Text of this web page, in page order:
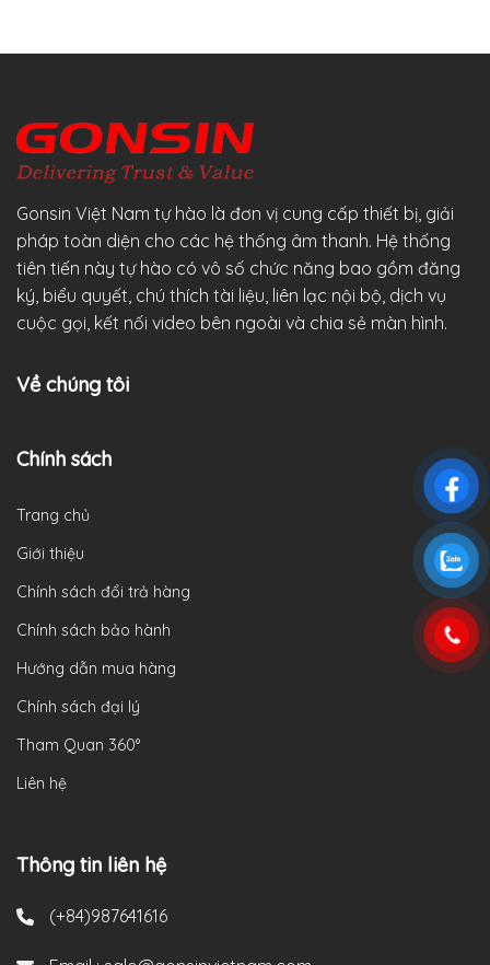
Gonsin Việt Nam tự hào là đơn vị cung cấp thiết bị, giải
pháp toàn diện cho các hệ thống âm thanh. Hệ thống
tiên tiến này tự hào có vô số chức năng bao gồm đăng
ký, biểu quyết, chú thích tài liệu, liên lạc nội bộ, dịch vụ
cuộc gọi, kết nối video bên ngoài và chia sẻ màn hình.
Về chúng tôi
Chính sách
Trang chủ
Giới thiệu
Chính sách đổi trả hàng
Chính sách bảo hành
Hướng dẫn mua hàng
Chính sách đại lý
Tham Quan 360°
Liên hệ
Thông tin liên hệ
(+84)987641616